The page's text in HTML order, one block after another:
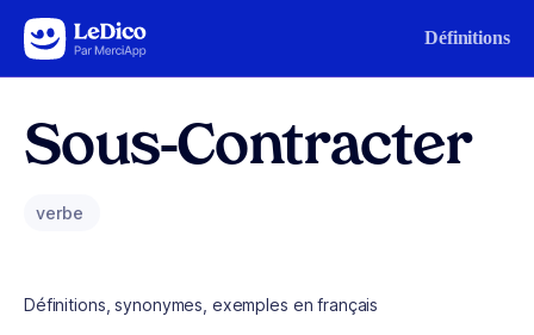
Aller au contenu Définitions
Sous-Contracter
verbe
Définitions, synonymes, exemples en français